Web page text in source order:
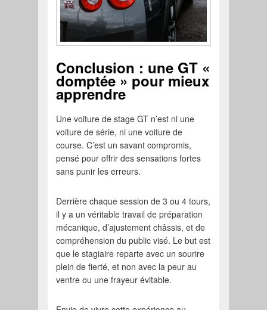
Conclusion : une GT «
domptée » pour mieux
apprendre
Une voiture de stage GT n’est ni une
voiture de série, ni une voiture de
course. C’est un savant compromis,
pensé pour offrir des sensations fortes
sans punir les erreurs.
Derrière chaque session de 3 ou 4 tours,
il y a un véritable travail de préparation
mécanique, d’ajustement châssis, et de
compréhension du public visé. Le but est
que le stagiaire reparte avec un sourire
plein de fierté, et non avec la peur au
ventre ou une frayeur évitable.